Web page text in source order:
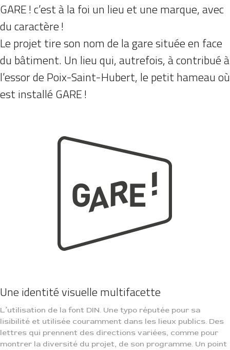
GARE ! c’est à la foi un lieu et une marque, avec
du caractère !
Le projet tire son nom de la gare située en face
du bâtiment. Un lieu qui, autrefois, à contribué à
l’essor de Poix-Saint-Hubert, le petit hameau où
est installé GARE !
Une identité visuelle multifacette
L’utilisation de la font DIN. Une typo réputée pour sa
lisibilité et utilisée couramment dans les lieux publics. Des
lettres qui prennent des directions variées, comme pour
montrer la diversité du projet, de son programme. Un point